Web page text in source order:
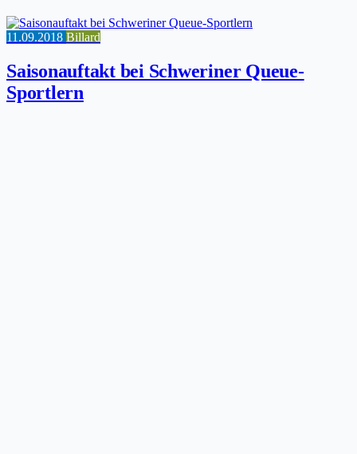
11.09.2018 Billard
Saisonauftakt bei Schweriner Queue-
Sportlern